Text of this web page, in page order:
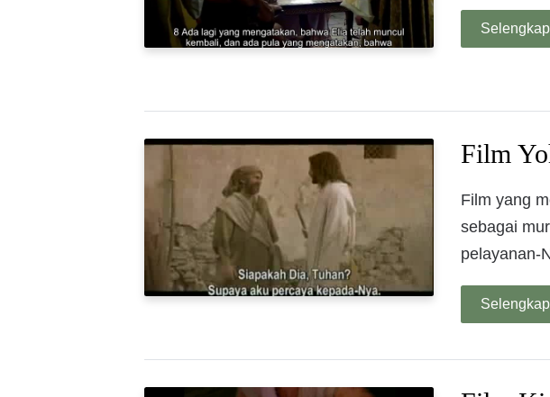
Film
Film yang
sebagai
pelayanan-